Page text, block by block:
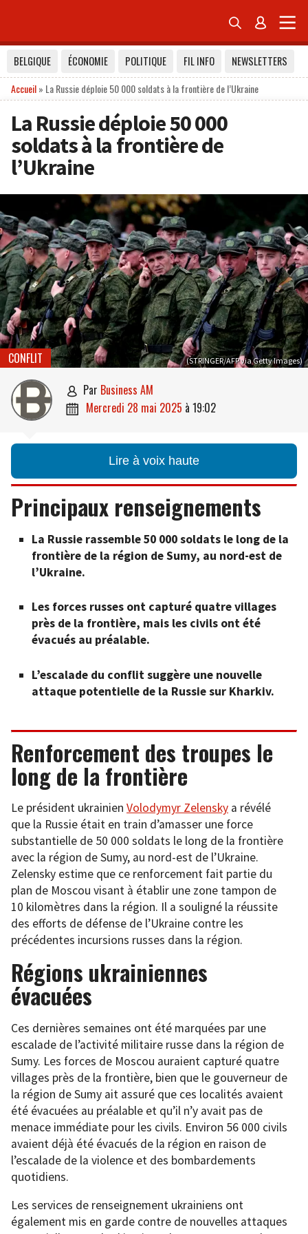
 
BELGIQUE ÉCONOMIE POLITIQUE FIL INFO
NEWSLETTERS
Accueil» La Russie déploie 50 000 soldats à la frontière de l’Ukraine
La Russie déploie 50 000
soldats à la frontière de
l’Ukraine
(STRINGER/AFP via Getty Images)
CONFLIT
 par Business AM
 mercredi 28 mai 2025 à 19:02
Lire à voix haute
Principaux renseignements
La Russie rassemble 50 000 soldats le long de la
frontière de la région de Sumy, au nord-est de
l’Ukraine.
Les forces russes ont capturé quatre villages
près de la frontière, mais les civils ont été
évacués au préalable.
L’escalade du conflit suggère une nouvelle
attaque potentielle de la Russie sur Kharkiv.
Renforcement des troupes le
long de la frontière
Le président ukrainien Volodymyr Zelensky a révélé
que la Russie était en train d’amasser une force
substantielle de 50 000 soldats le long de la frontière
avec la région de Sumy, au nord-est de l’Ukraine.
Zelensky estime que ce renforcement fait partie du
plan de Moscou visant à établir une zone tampon de
10 kilomètres dans la région. Il a souligné la réussite
des efforts de défense de l’Ukraine contre les
précédentes incursions russes dans la région.
Régions ukrainiennes
évacuées
Ces dernières semaines ont été marquées par une
escalade de l’activité militaire russe dans la région de
Sumy. Les forces de Moscou auraient capturé quatre
villages près de la frontière, bien que le gouverneur de
la région de Sumy ait assuré que ces localités avaient
été évacuées au préalable et qu’il n’y avait pas de
menace immédiate pour les civils. Environ 56 000 civils
avaient déjà été évacués de la région en raison de
l’escalade de la violence et des bombardements
quotidiens.
Les services de renseignement ukrainiens ont
également mis en garde contre de nouvelles attaques